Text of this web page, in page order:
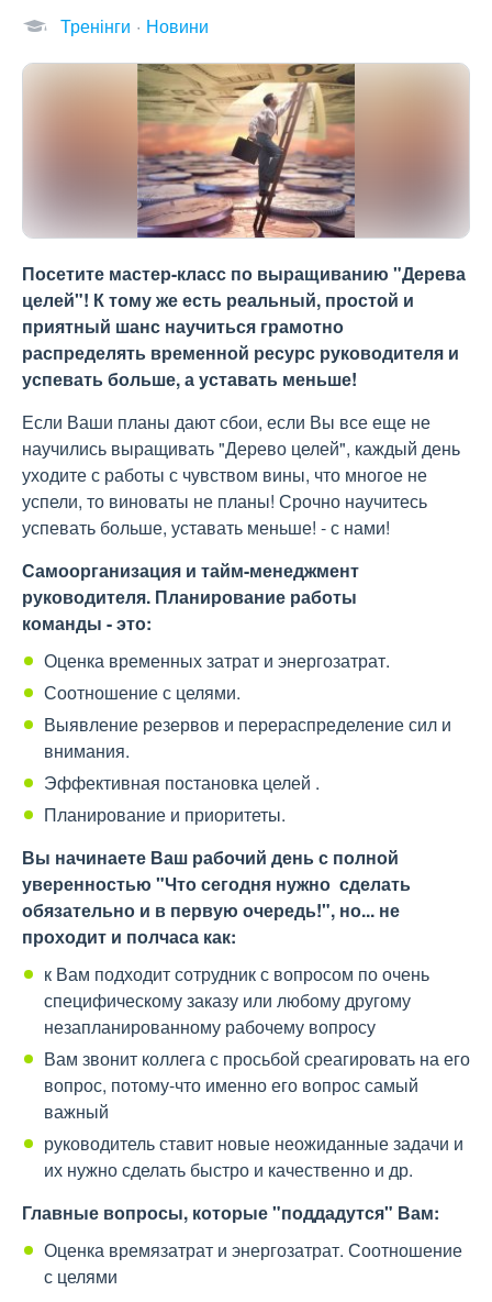
Тренінги
Новини
Посетите мастер-класс по выращиванию "Дерева
целей"! К тому же есть реальный, простой и
приятный шанс научиться грамотно
распределять временной ресурс руководителя и
успевать больше, а уставать меньше!
Если Ваши планы дают сбои, если Вы все еще не
научились выращивать "Дерево целей", каждый день
уходите с работы с чувством вины, что многое не
успели, то виноваты не планы! Срочно научитесь
успевать больше, уставать меньше! - с нами!
Самоорганизация и тайм-менеджмент
руководителя. Планирование работы
команды - это:
Оценка временных затрат и энергозатрат.
Соотношение с целями.
Выявление резервов и перераспределение сил и
внимания.
Эффективная постановка целей .
Планирование и приоритеты.
Вы начинаете Ваш рабочий день с полной
уверенностью "Что сегодня нужно сделать
обязательно и в первую очередь!", но... не
проходит и полчаса как:
к Вам подходит сотрудник с вопросом по очень
специфическому заказу или любому другому
незапланированному рабочему вопросу
Вам звонит коллега с просьбой среагировать на его
вопрос, потому-что именно его вопрос самый
важный
руководитель ставит новые неожиданные задачи и
их нужно сделать быстро и качественно и др.
Главные вопросы, которые "поддадутся" Вам:
Оценка времязатрат и энергозатрат. Соотношение
с целями